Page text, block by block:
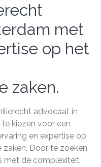
met
op het
zaken.
advocaat in
kiezen voor een
en expertise op
Door te zoeken
met de complexiteit